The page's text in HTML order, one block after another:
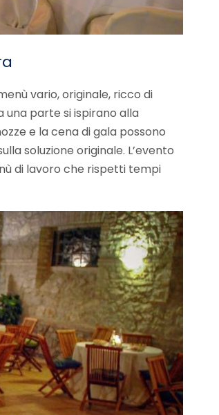
vario, originale, ricco di
una parte si ispirano alla
e la cena di gala possono
soluzione originale. L’evento
di lavoro che rispetti tempi